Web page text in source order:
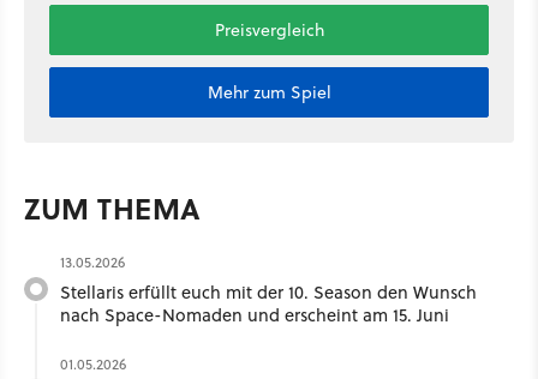
Preisvergleich
Mehr zum Spiel
ZUM THEMA
13.05.2026
Stellaris erfüllt euch mit der 10. Season den Wunsch
nach Space-Nomaden und erscheint am 15. Juni
01.05.2026